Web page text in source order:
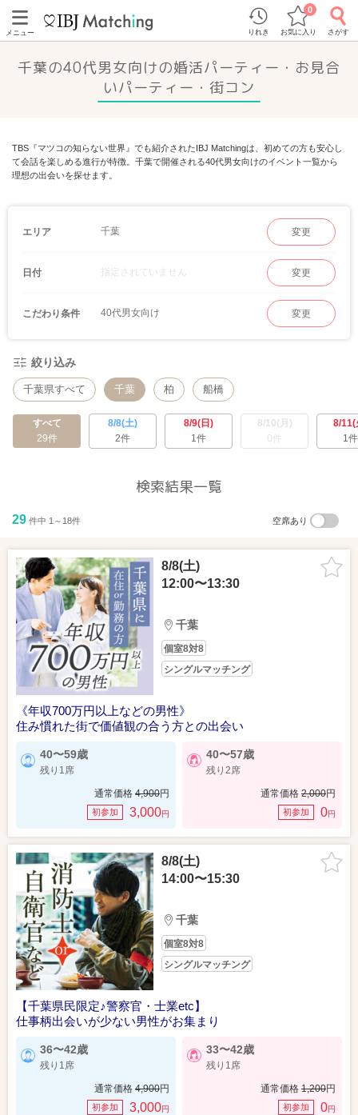
メニュー りれき お気に入り
0
さがす
千葉の40代男女向けの婚活パーティー・お見合
いパーティー・街コン
TBS『マツコの知らない世界』でも紹介されたIBJ Matchingは、初めての方も安心し
て会話を楽しめる進行が特徴。千葉で開催される40代男女向けのイベント一覧から
理想の出会いを探せます。
エリア 千葉 変更
日付 指定されていません 変更
こだわり条件 40代男女向け 変更
絞り込み
千葉県すべて 千葉 柏 船橋
すべて
29件
8/8(土)
2件
8/9(日)
1件
8/10(月)
0件
8/11(
1件
検索結果一覧
29 件中 1～18件 空席あり
8/8(土)
12:00〜13:30
千葉
個室8対8
シングルマッチング
《年収700万円以上などの男性》
住み慣れた街で価値観の合う方との出会い
40〜59歳
残り1席
通常価格 4,900円
初参加 3,000円
40〜57歳
残り2席
通常価格 2,000円
初参加 0円
8/8(土)
14:00〜15:30
千葉
個室8対8
シングルマッチング
【千葉県民限定♪警察官・士業etc】
仕事柄出会いが少ない男性がお集まり
36〜42歳
残り1席
通常価格 4,900円
初参加 3,000円
33〜42歳
残り1席
通常価格 1,200円
初参加 0円